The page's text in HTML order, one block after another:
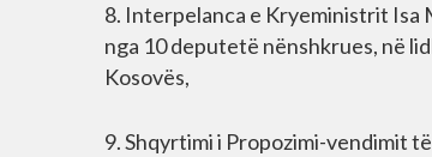
8. Interpelanca e Kryeministrit Isa
nga 10 deputetë nënshkrues, në
Kosovës,
9. Shqyrtimi i Propozimi-vendimit